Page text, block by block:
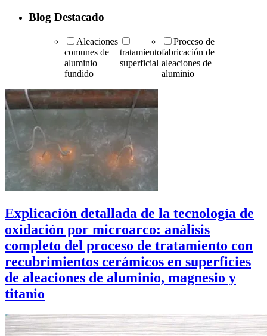
Blog Destacado
Aleaciones
comunes de
aluminio
fundido
tratamiento
superficial
Proceso de
fabricación de
aleaciones de
aluminio
Explicación detallada de la tecnología de
oxidación por microarco: análisis
completo del proceso de tratamiento con
recubrimientos cerámicos en superficies
de aleaciones de aluminio, magnesio y
titanio